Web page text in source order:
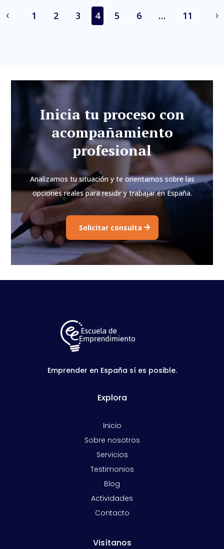
1 2 3 4 5 6 … 11
Inicia tu proceso con
acompañamiento
profesional
Analizamos tu situación y te orientamos sobre las
opciones reales para residir y trabajar en España.
Solicitar consulta
Emprender en España sí es posible.
Explora
Inicio
Sobre nosotros
Servicios
Testimonios
Blog
Actividades
Contacto
Visítanos